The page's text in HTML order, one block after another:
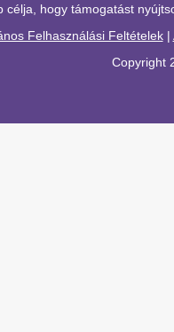
célja, hogy támogatást
Felhasználási Feltételek|
Copyright